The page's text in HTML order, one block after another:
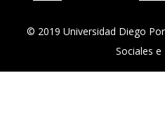
© 2019 Universidad Diego
Sociales e